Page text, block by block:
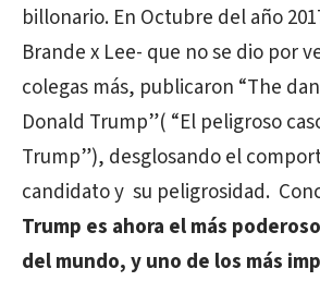
billonario. En Octubre del año
Brande x Lee- que no se dio por
colegas más, publicaron “The
Donald Trump”( “El peligroso
Trump”), desglosando el
candidato y su peligrosidad.
Trump es ahora el más
del mundo, y uno de los más